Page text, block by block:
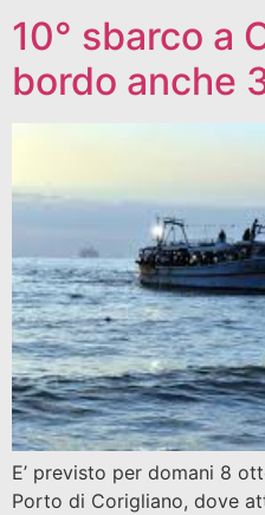
10° sbarco a
bordo anche
E’ previsto per domani 8
Porto di Corigliano, dove